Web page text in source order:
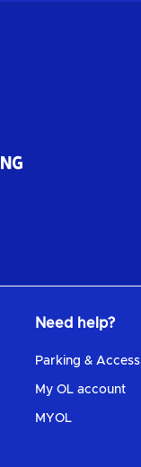
Need help?
Parking & Access
My OL account
MYOL